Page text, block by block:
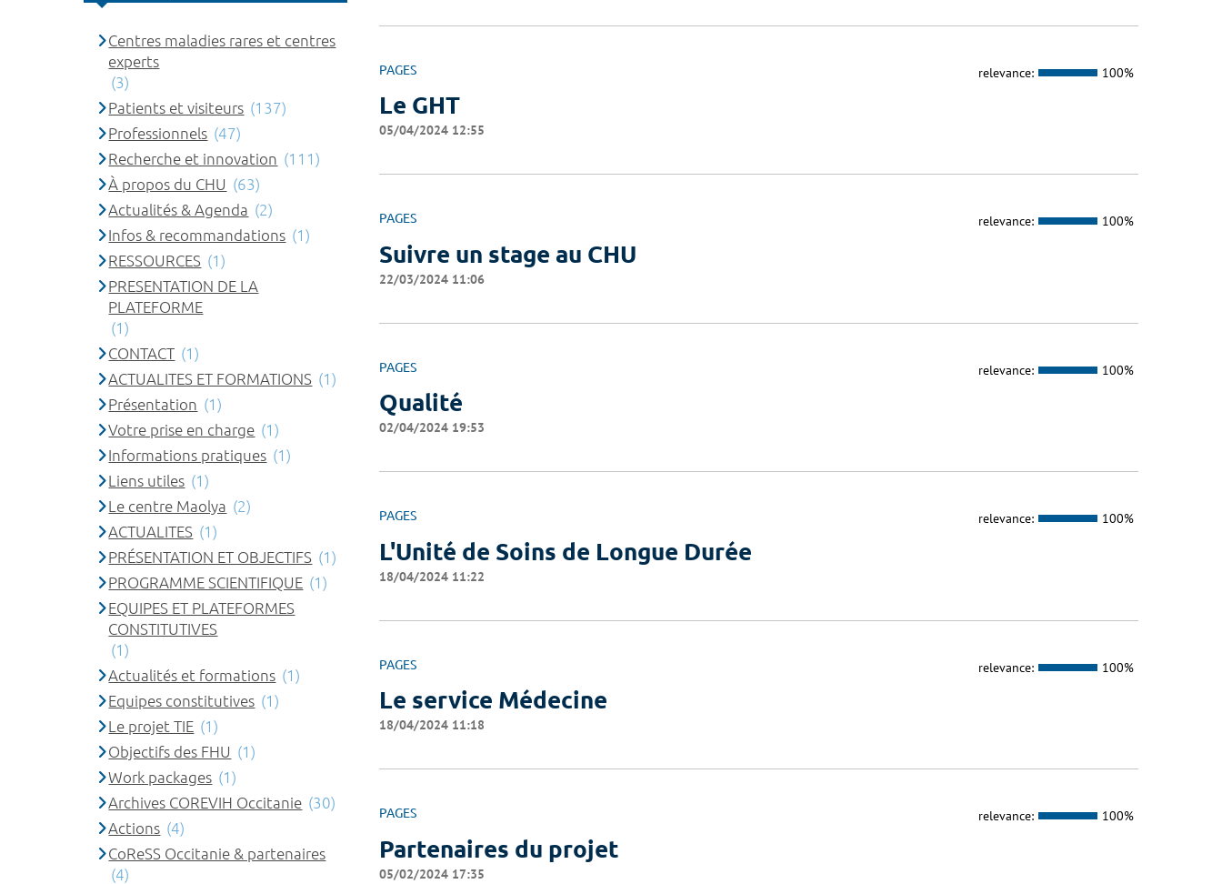
PAGES relevance: 100%
Le GHT
05/04/2024 12:55
PAGES relevance: 100%
Suivre un stage au CHU
22/03/2024 11:06
PAGES relevance: 100%
Qualité
02/04/2024 19:53
PAGES relevance: 100%
L'Unité de Soins de Longue Durée
18/04/2024 11:22
PAGES relevance: 100%
Le service Médecine
18/04/2024 11:18
PAGES relevance: 100%
Partenaires du projet
05/02/2024 17:35
Centres maladies rares et centres
experts
(3)
Patients et visiteurs (137)
Professionnels (47)
Recherche et innovation (111)
À propos du CHU (63)
Actualités & Agenda (2)
Infos & recommandations (1)
RESSOURCES (1)
PRESENTATION DE LA
PLATEFORME
(1)
CONTACT (1)
ACTUALITES ET FORMATIONS (1)
Présentation (1)
Votre prise en charge (1)
Informations pratiques (1)
Liens utiles (1)
Le centre Maolya (2)
ACTUALITES (1)
PRÉSENTATION ET OBJECTIFS (1)
PROGRAMME SCIENTIFIQUE (1)
EQUIPES ET PLATEFORMES
CONSTITUTIVES
(1)
Actualités et formations (1)
Equipes constitutives (1)
Le projet TIE (1)
Objectifs des FHU (1)
Work packages (1)
Archives COREVIH Occitanie (30)
Actions (4)
CoReSS Occitanie & partenaires
(4)